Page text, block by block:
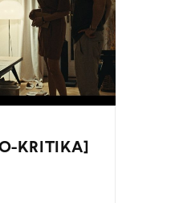
KRITIKA]